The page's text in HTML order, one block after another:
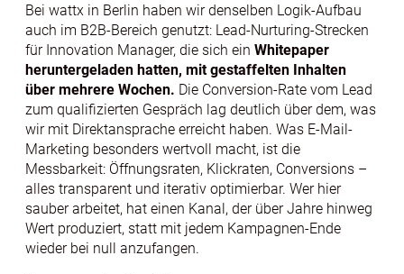
Bei wattx in Berlin haben wir denselben Logik-Aufbau
auch im B2B-Bereich genutzt: Lead-Nurturing-Strecken
für Innovation Manager, die sich ein Whitepaper
heruntergeladen hatten, mit gestaffelten Inhalten
über mehrere Wochen. Die Conversion-Rate vom Lead
zum qualifizierten Gespräch lag deutlich über dem, was
wir mit Direktansprache erreicht haben. Was E-Mail-
Marketing besonders wertvoll macht, ist die
Messbarkeit: Öffnungsraten, Klickraten, Conversions –
alles transparent und iterativ optimierbar. Wer hier
sauber arbeitet, hat einen Kanal, der über Jahre hinweg
Wert produziert, statt mit jedem Kampagnen-Ende
wieder bei null anzufangen.